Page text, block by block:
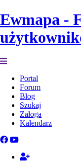
Ewmapa -
Portal
Forum
Blog
Szukaj
Załoga
Kalendarz